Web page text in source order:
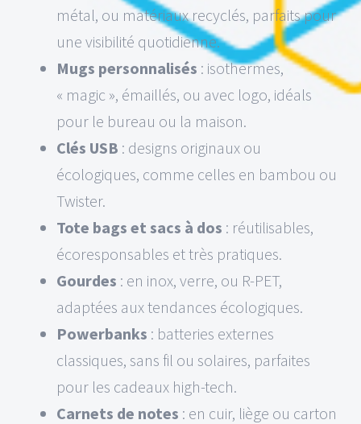
métal, ou matériaux recyclés, parfaits pour
une visibilité quotidienne.
Mugs personnalisés : isothermes,
« magic », émaillés, ou avec logo, idéals
pour le bureau ou la maison.
Clés USB : designs originaux ou
écologiques, comme celles en bambou ou
Twister.
Tote bags et sacs à dos : réutilisables,
écoresponsables et très pratiques.
Gourdes : en inox, verre, ou R-PET,
adaptées aux tendances écologiques.
Powerbanks : batteries externes
classiques, sans fil ou solaires, parfaites
pour les cadeaux high-tech.
Carnets de notes : en cuir, liège ou carton